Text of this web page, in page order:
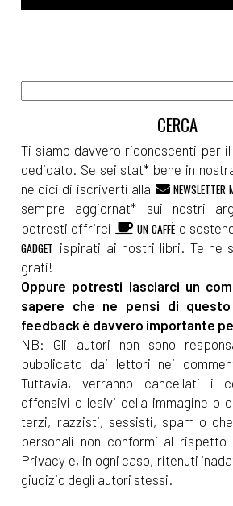
Ti siamo davvero riconoscenti per
dedicato. Se sei stat* bene in
ne dici di iscriverti alla
NEWSLETTER
sempre aggiornat* sui nostri
potresti offrirci
UN CAFFÈ o
GADGET ispirati ai nostri libri. Te ne
grati!
Oppure potresti lasciarci un
sapere che ne pensi di
feedback è davvero importante
NB: Gli autori non sono
pubblicato dai lettori nei
Tuttavia, verranno cancellati i
offensivi o lesivi della immagine o
terzi, razzisti, sessisti, spam o
personali non conformi al rispetto
Privacy e, in ogni caso, ritenuti
giudizio degli autori stessi.